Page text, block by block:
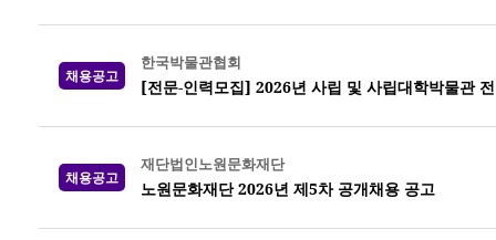
채용공고
한국박물관협회
[전문-인력모집] 2026년 사립 및 사립대학박물관
채용공고
재단법인노원문화재단
노원문화재단 2026년 제5차 공개채용 공고